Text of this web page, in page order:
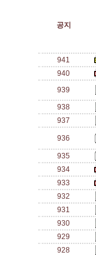
공지
941
940
939
938
937
936
935
934
933
932
931
930
929
928